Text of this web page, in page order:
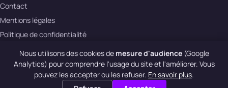
Contact
Mentions légales
Politique de confidentialité
© 2026 La Maison des Ecrivains · m-e-l.fr
Nous utilisons des cookies de mesure d'audience(Google
Analytics) pour comprendre l'usage du site et l'améliorer. Vous
pouvez les accepter ou les refuser. En savoir plus.